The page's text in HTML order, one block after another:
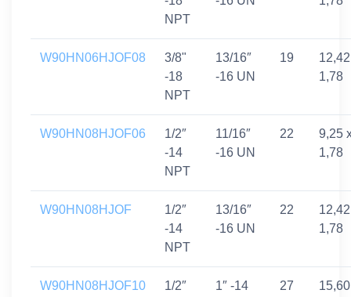
NPT
W90HN06HJOF08
3/8"
-18
NPT
13/16″
-16 UN
19
1,78
W90HN08HJOF06
1/2″
-14
NPT
11/16″
-16 UN
22
9,25
1,78
W90HN08HJOF
1/2″
-14
NPT
13/16″
-16 UN
22
1,78
W90HN08HJOF10
1/2″
1″ -14
27